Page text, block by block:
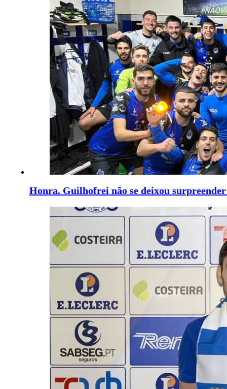
Honra. Guilhofrei não se deixou surpreender